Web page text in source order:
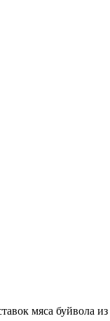
мяса буйвола